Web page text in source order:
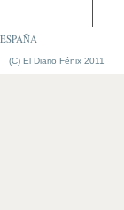
ESPAÑA
(C) El Diario Fénix 2011